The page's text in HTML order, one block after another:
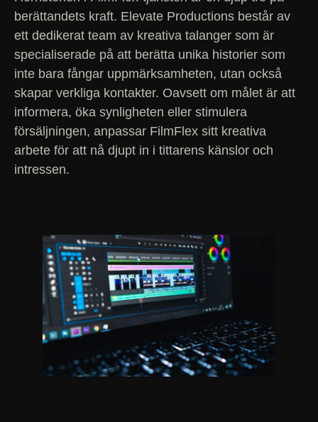
berättandets kraft. Elevate Productions består av
ett dedikerat team av kreativa talanger som är
specialiserade på att berätta unika historier som
inte bara fångar uppmärksamheten, utan också
skapar verkliga kontakter. Oavsett om målet är att
informera, öka synligheten eller stimulera
försäljningen, anpassar FilmFlex sitt kreativa
arbete för att nå djupt in i tittarens känslor och
intressen.